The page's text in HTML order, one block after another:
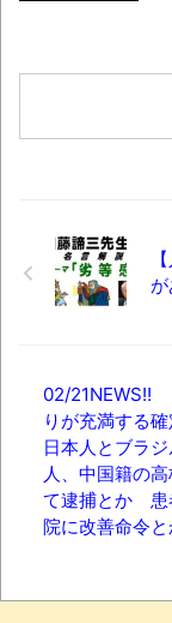
02/21NEWS!!
りが充満する
日本人とブラ
人、中国籍の
て逮捕とか 患
院に改善命令